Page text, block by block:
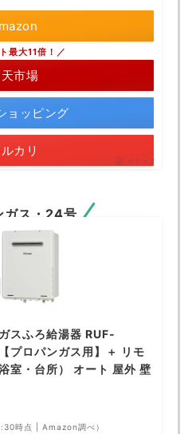
最大11倍！／
市場
ョッピング
カリ
ポチップ
ガス・24号
スふろ給湯器 RUF-
ロパンガス用】＋ リモ
・台所） オート 屋外 壁
時点 | Amazon調べ）